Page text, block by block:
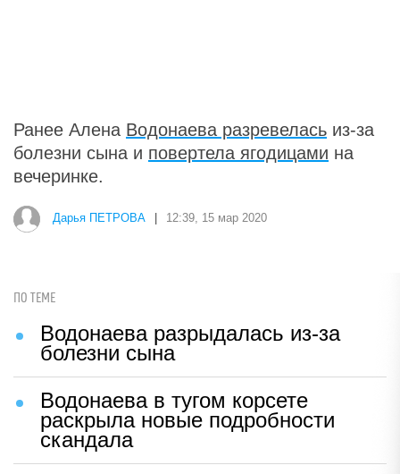
Ранее Алена Водонаева разревелась из-за
болезни сына и повертела ягодицами на
вечеринке.
Дарья ПЕТРОВА 12:39, 15 мар 2020
ПО ТЕМЕ
Водонаева разрыдалась из-за
болезни сына
Водонаева в тугом корсете
раскрыла новые подробности
скандала